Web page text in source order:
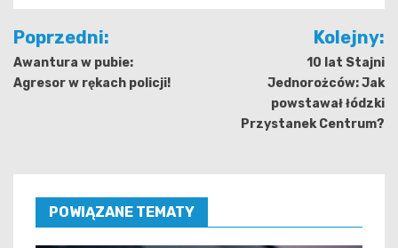
Nawigacja
wpisu
Poprzedni:
Awantura w pubie:
Agresor w rękach policji!
Kolejny:
10 lat Stajni
Jednorożców: Jak
powstawał łódzki
Przystanek Centrum?
POWIĄZANE TEMATY